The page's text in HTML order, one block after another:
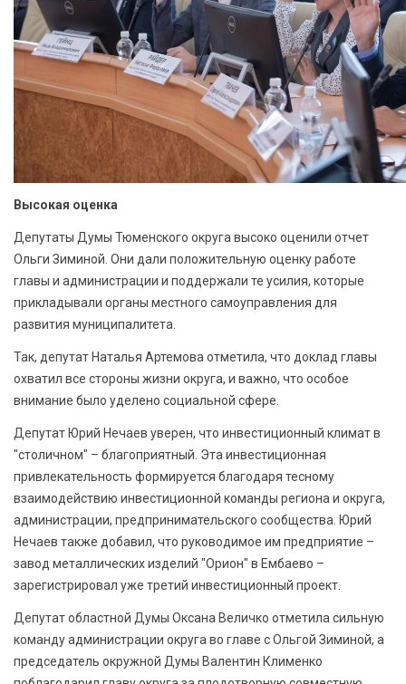
Высокая оценка
Депутаты Думы Тюменского округа высоко оценили отчет
Ольги Зиминой. Они дали положительную оценку работе
главы и администрации и поддержали те усилия, которые
прикладывали органы местного самоуправления для
развития муниципалитета.
Так, депутат Наталья Артемова отметила, что доклад главы
охватил все стороны жизни округа, и важно, что особое
внимание было уделено социальной сфере.
Депутат Юрий Нечаев уверен, что инвестиционный климат в
"столичном" – благоприятный. Эта инвестиционная
привлекательность формируется благодаря тесному
взаимодействию инвестиционной команды региона и округа,
администрации, предпринимательского сообщества. Юрий
Нечаев также добавил, что руководимое им предприятие –
завод металлических изделий "Орион" в Ембаево –
зарегистрировал уже третий инвестиционный проект.
Депутат областной Думы Оксана Величко отметила сильную
команду администрации округа во главе с Ольгой Зиминой, а
председатель окружной Думы Валентин Клименко